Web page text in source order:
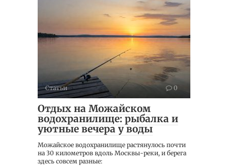
Статьи 0
Отдых на Можайском
водохранилище: рыбалка и
уютные вечера у воды
Можайское водохранилище растянулось почти
на 30 километров вдоль Москвы-реки, и берега
здесь совсем разные: